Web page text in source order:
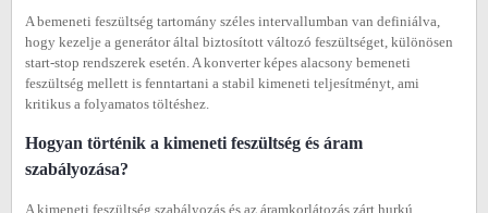
A bemeneti feszültség tartomány széles intervallumban van definiálva,
hogy kezelje a generátor által biztosított változó feszültséget, különösen
start-stop rendszerek esetén. A konverter képes alacsony bemeneti
feszültség mellett is fenntartani a stabil kimeneti teljesítményt, ami
kritikus a folyamatos töltéshez.
Hogyan történik a kimeneti feszültség és áram
szabályozása?
A kimeneti feszültség szabályozás és az áramkorlátozás zárt hurkú